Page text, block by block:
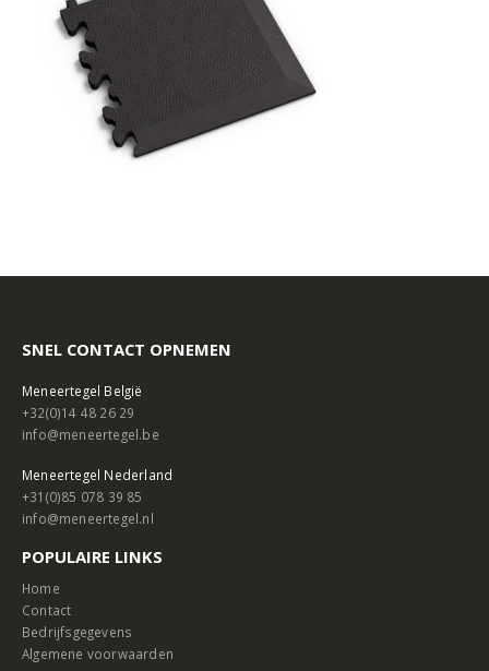
SNEL CONTACT OPNEMEN
Meneertegel België
+32(0)14 48 26 29
info@meneertegel.be
Meneertegel Nederland
+31(0)85 078 39 85
info@meneertegel.nl
POPULAIRE LINKS
Home
Contact
Bedrijfsgegevens
Algemene voorwaarden